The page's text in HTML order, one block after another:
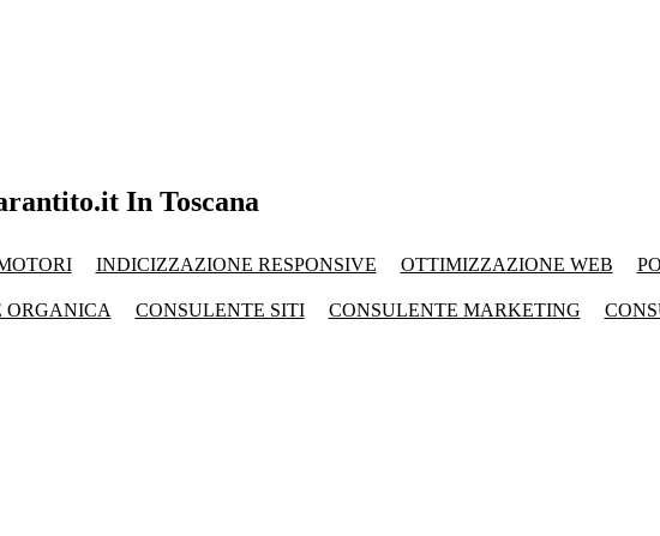
In Toscana
INDICIZZAZIONE RESPONSIVE OTTIMIZZAZIONE WEB
CONSULENTE SITI CONSULENTE MARKETING